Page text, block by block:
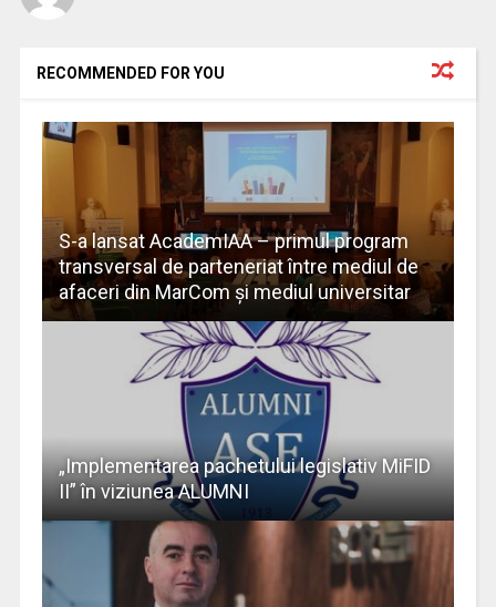
RECOMMENDED FOR YOU
S-a lansat AcademIAA – primul program
transversal de parteneriat între mediul de
afaceri din MarCom și mediul universitar
„Implementarea pachetului legislativ MiFID
II” în viziunea ALUMNI